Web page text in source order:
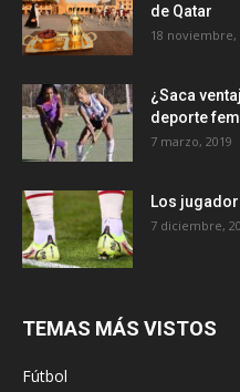
de Qatar
18 noviembre,
¿Saca
deporte
7 marzo, 2019
Los
7 diciembre,
TEMAS MÁS VISTOS
Fútbol